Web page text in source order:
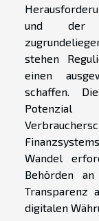
und der
stehen
einen
schaffen.
Potenzial
Wandel
Behörden
Transparenz
digitalen